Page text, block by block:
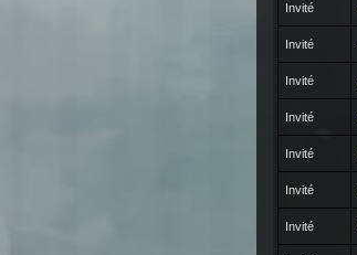
Invité
Invité
Invité
Invité
Invité
Invité
Invité